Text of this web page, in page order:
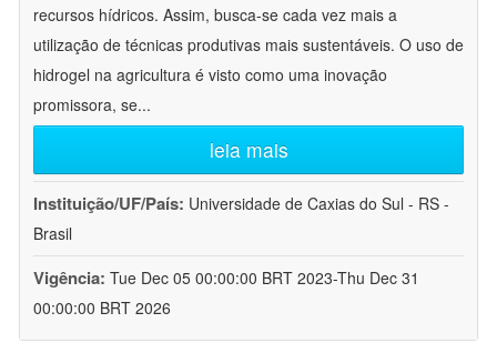
recursos hídricos. Assim, busca-se cada vez mais a
utilização de técnicas produtivas mais sustentáveis. O uso de
hidrogel na agricultura é visto como uma inovação
promissora, se...
leia mais
Instituição/UF/País: Universidade de Caxias do Sul - RS -
Brasil
Vigência: Tue Dec 05 00:00:00 BRT 2023-Thu Dec 31
00:00:00 BRT 2026